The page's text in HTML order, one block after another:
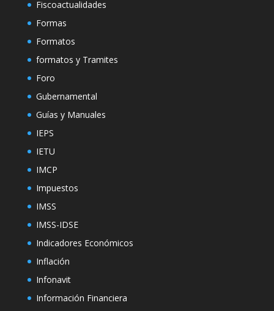
Fiscoactualidades
Formas
Formatos
formatos y Tramites
Foro
Gubernamental
Guías y Manuales
IEPS
IETU
IMCP
Impuestos
IMSS
IMSS-IDSE
Indicadores Económicos
Inflación
Infonavit
Información Financiera